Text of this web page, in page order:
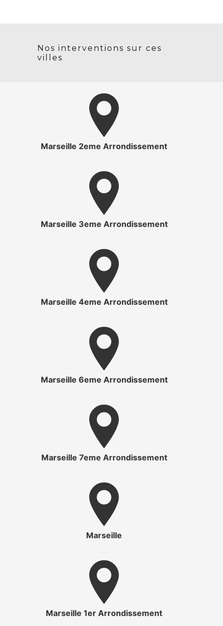
Nos interventions sur ces
villes
Marseille 2eme Arrondissement
Marseille 3eme Arrondissement
Marseille 4eme Arrondissement
Marseille 6eme Arrondissement
Marseille 7eme Arrondissement
Marseille
Marseille 1er Arrondissement